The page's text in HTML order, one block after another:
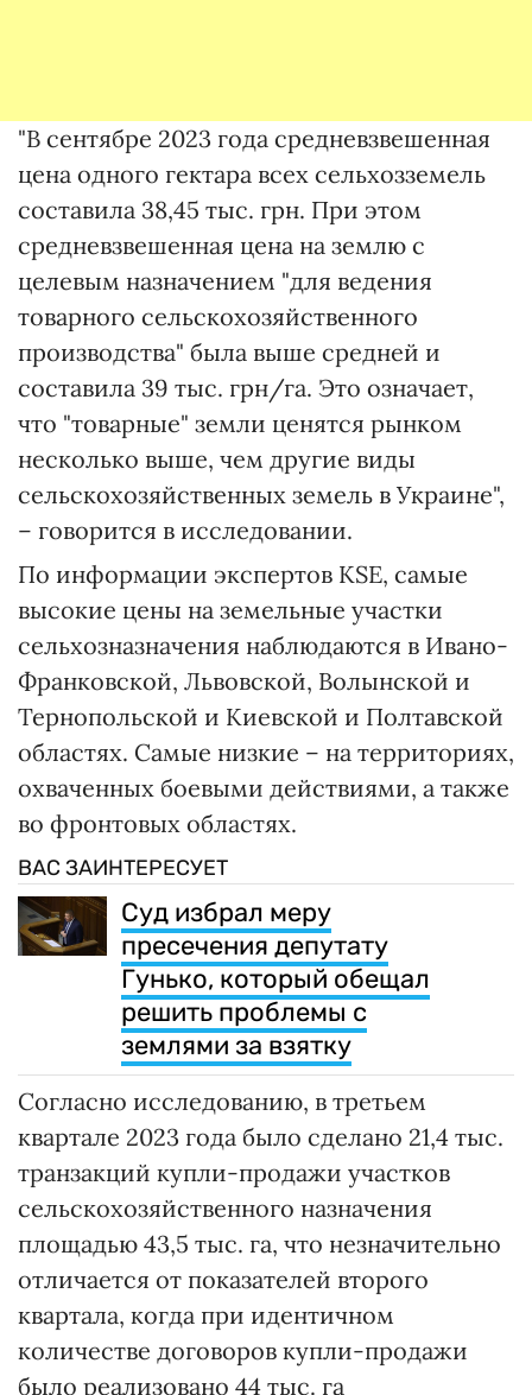
"В сентябре 2023 года средневзвешенная
цена одного гектара всех сельхозземель
составила 38,45 тыс. грн. При этом
средневзвешенная цена на землю с
целевым назначением "для ведения
товарного сельскохозяйственного
производства" была выше средней и
составила 39 тыс. грн/га. Это означает,
что "товарные" земли ценятся рынком
несколько выше, чем другие виды
сельскохозяйственных земель в Украине",
– говорится в исследовании.
По информации экспертов KSE, самые
высокие цены на земельные участки
сельхозназначения наблюдаются в Ивано-
Франковской, Львовской, Волынской и
Тернопольской и Киевской и Полтавской
областях. Самые низкие – на территориях,
охваченных боевыми действиями, а также
во фронтовых областях.
ВАС ЗАИНТЕРЕСУЕТ
Суд избрал меру
пресечения депутату
Гунько, который обещал
решить проблемы с
землями за взятку
Согласно исследованию, в третьем
квартале 2023 года было сделано 21,4 тыс.
транзакций купли-продажи участков
сельскохозяйственного назначения
площадью 43,5 тыс. га, что незначительно
отличается от показателей второго
квартала, когда при идентичном
количестве договоров купли-продажи
было реализовано 44 тыс. га